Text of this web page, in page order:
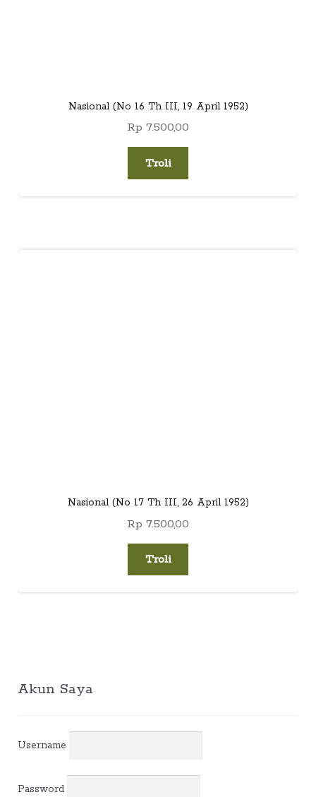
Nasional (No 16 Th III, 19 April 1952)
Rp 7.500,00
Troli
Nasional (No 17 Th III, 26 April 1952)
Rp 7.500,00
Troli
Akun Saya
Username
Password